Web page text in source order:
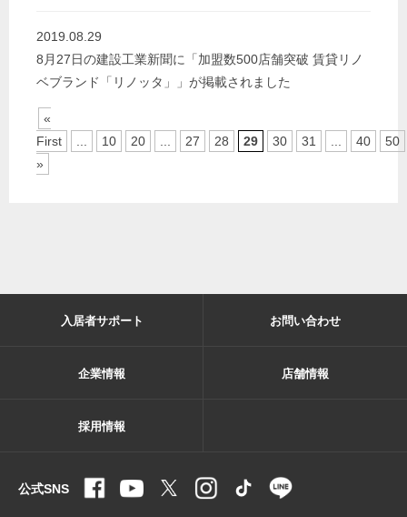
2019.08.29
8月27日の建設工業新聞に「加盟数500店舗突破 賃貸リノ
ベブランド「リノッタ」」が掲載されました
«
First
10 20 27 28 29 30 31 40
50
»
入居者サポート お問い合わせ
企業情報 店舗情報
採用情報
公式SNS